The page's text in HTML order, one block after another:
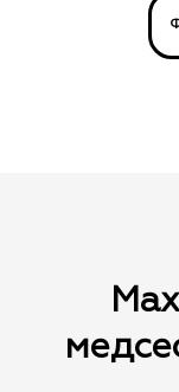
по
привезти.
57-16 и мы
окно у